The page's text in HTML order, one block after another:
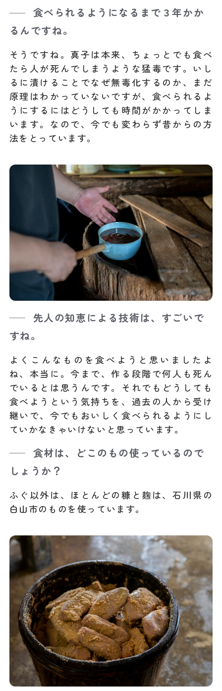
食べられるようになるまで３年かか
るんですね。
そうですね。真子は本来、ちょっとでも食べ
たら人が死んでしまうような猛毒です。いし
るに漬けることでなぜ無毒化するのか、まだ
原理はわかっていないですが、食べられるよ
うにするにはどうしても時間がかかってしま
います。なので、今でも変わらず昔からの方
法をとっています。
先人の知恵による技術は、すごいで
すね。
よくこんなものを食べようと思いましたよ
ね、本当に。今まで、作る段階で何人も死ん
でいるとは思うんです。それでもどうしても
食べようという気持ちを、過去の人から受け
継いで、今でもおいしく食べられるようにし
ていかなきゃいけないと思っています。
食材は、どこのもの使っているので
しょうか？
ふぐ以外は、ほとんどの糠と麹は、石川県の
白山市のものを使っています。